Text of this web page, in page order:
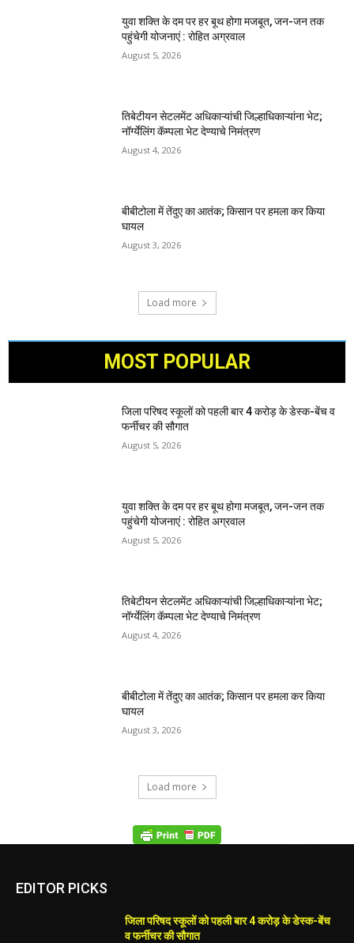
युवा शक्ति के दम पर हर बूथ होगा मजबूत, जन-जन तक
पहुंचेगी योजनाएं : रोहित अग्रवाल
August 5, 2026
तिबेटीयन सेटलमेंट अधिकाऱ्यांची जिल्हाधिकाऱ्यांना भेट;
नॉर्ग्येलिंग कॅम्पला भेट देण्याचे निमंत्रण
August 4, 2026
बीबीटोला में तेंदुए का आतंक; किसान पर हमला कर किया
घायल
August 3, 2026
Load more
MOST POPULAR
जिला परिषद स्कूलों को पहली बार 4 करोड़ के डेस्क-बेंच व
फर्नीचर की सौगात
August 5, 2026
युवा शक्ति के दम पर हर बूथ होगा मजबूत, जन-जन तक
पहुंचेगी योजनाएं : रोहित अग्रवाल
August 5, 2026
तिबेटीयन सेटलमेंट अधिकाऱ्यांची जिल्हाधिकाऱ्यांना भेट;
नॉर्ग्येलिंग कॅम्पला भेट देण्याचे निमंत्रण
August 4, 2026
बीबीटोला में तेंदुए का आतंक; किसान पर हमला कर किया
घायल
August 3, 2026
Load more
EDITOR PICKS
जिला परिषद स्कूलों को पहली बार 4 करोड़ के डेस्क-बेंच
व फर्नीचर की सौगात